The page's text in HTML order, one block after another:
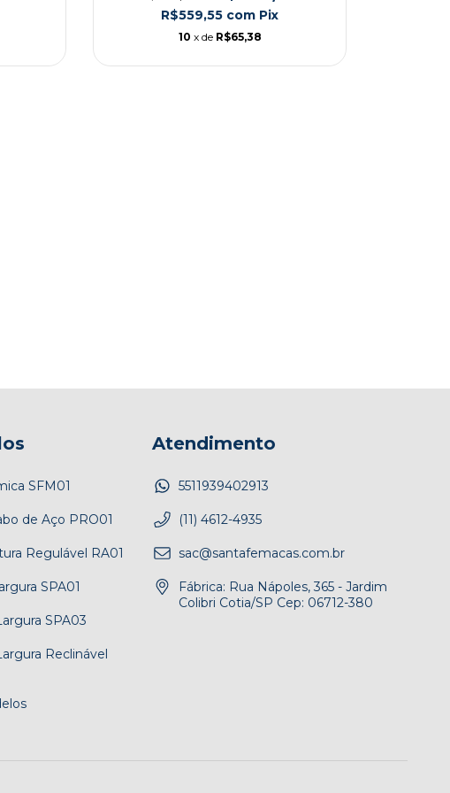
R$559,55 com Pix
10 x de R$65,38
SFM01
de Aço PRO01
Regulável RA01
SPA01
SPA03
Reclinável
Atendimento
5511939402913
(11) 4612-4935
sac@santafemacas.com.br
Fábrica: Rua Nápoles, 365 - Jardim
Colibri Cotia/SP Cep: 06712-380